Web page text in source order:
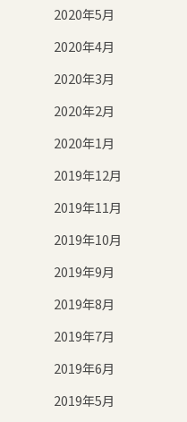
2020年5月
2020年4月
2020年3月
2020年2月
2020年1月
2019年12月
2019年11月
2019年10月
2019年9月
2019年8月
2019年7月
2019年6月
2019年5月